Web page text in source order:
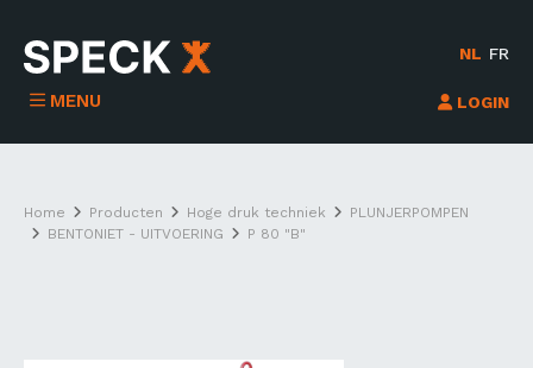
NL FR
LOGIN
MENU
Home Producten Hoge druk techniek
PLUNJERPOMPEN
BENTONIET - UITVOERING
P 80 "B"